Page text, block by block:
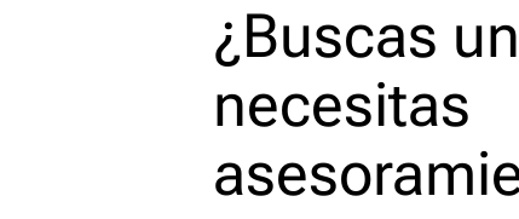
¿Buscas
necesitas